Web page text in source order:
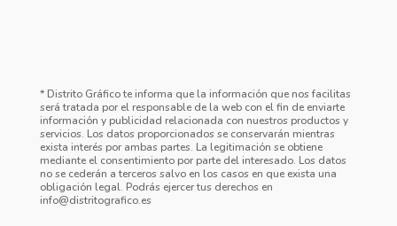
* Distrito Gráfico te informa que la información que nos facilitas
será tratada por el responsable de la web con el fin de enviarte
información y publicidad relacionada con nuestros productos y
servicios. Los datos proporcionados se conservarán mientras
exista interés por ambas partes. La legitimación se obtiene
mediante el consentimiento por parte del interesado. Los datos
no se cederán a terceros salvo en los casos en que exista una
obligación legal. Podrás ejercer tus derechos en
info@distritografico.es